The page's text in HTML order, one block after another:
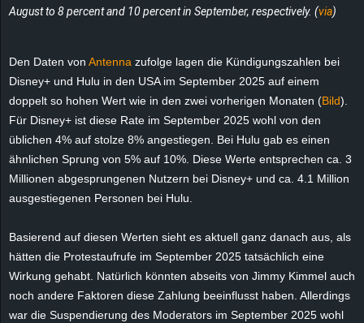
August to 8 percent and 10 percent in September, respectively. (via)
Den Daten von Antenna zufolge lagen die Kündigungszahlen bei
Disney+ und Hulu in den USA im September 2025 auf einem
doppelt so hohen Wert wie in den zwei vorherigen Monaten (Bild).
Für Disney+ ist diese Rate im September 2025 wohl von den
üblichen 4% auf stolze 8% angestiegen. Bei Hulu gab es einen
ähnlichen Sprung von 5% auf 10%. Diese Werte entsprechen ca. 3
Millionen abgesprungenen Nutzern bei Disney+ und ca. 4.1 Million
ausgestiegenen Personen bei Hulu.
Basierend auf diesen Werten sieht es aktuell ganz danach aus, als
hätten die Protestaufrufe im September 2025 tatsächlich eine
Wirkung gehabt. Natürlich könnten abseits von Jimmy Kimmel auch
noch andere Faktoren diese Zahlung beeinflusst haben. Allerdings
war die Suspendierung des Moderators im September 2025 wohl